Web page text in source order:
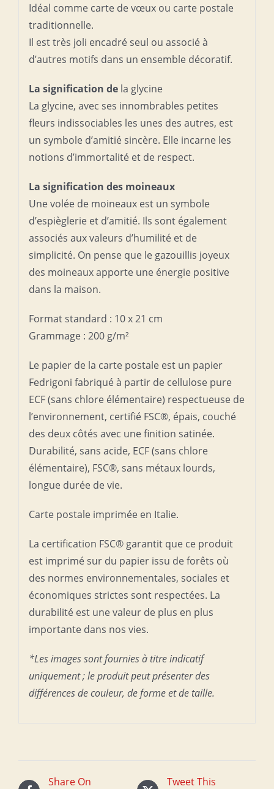
oiseaux
Idéal comme carte de vœux ou carte postale
traditionnelle.
Il est très joli encadré seul ou associé à
d’autres motifs dans un ensemble décoratif.
La signification de la glycine
La glycine, avec ses innombrables petites
fleurs indissociables les unes des autres, est
un symbole d’amitié sincère. Elle incarne les
notions d’immortalité et de respect.
La signification des moineaux
Une volée de moineaux est un symbole
d’espièglerie et d’amitié. Ils sont également
associés aux valeurs d’humilité et de
simplicité. On pense que le gazouillis joyeux
des moineaux apporte une énergie positive
dans la maison.
Format standard : 10 x 21 cm
Grammage : 200 g/m²
Le papier de la carte postale est un papier
Fedrigoni fabriqué à partir de cellulose pure
ECF (sans chlore élémentaire) respectueuse de
l’environnement, certifié FSC®, épais, couché
des deux côtés avec une finition satinée.
Durabilité, sans acide, ECF (sans chlore
élémentaire), FSC®, sans métaux lourds,
longue durée de vie.
Carte postale imprimée en Italie.
La certification FSC® garantit que ce produit
est imprimé sur du papier issu de forêts où
des normes environnementales, sociales et
économiques strictes sont respectées. La
durabilité est une valeur de plus en plus
importante dans nos vies.
*Les images sont fournies à titre indicatif
uniquement ; le produit peut présenter des
différences de couleur, de forme et de taille.
Share On Tweet This